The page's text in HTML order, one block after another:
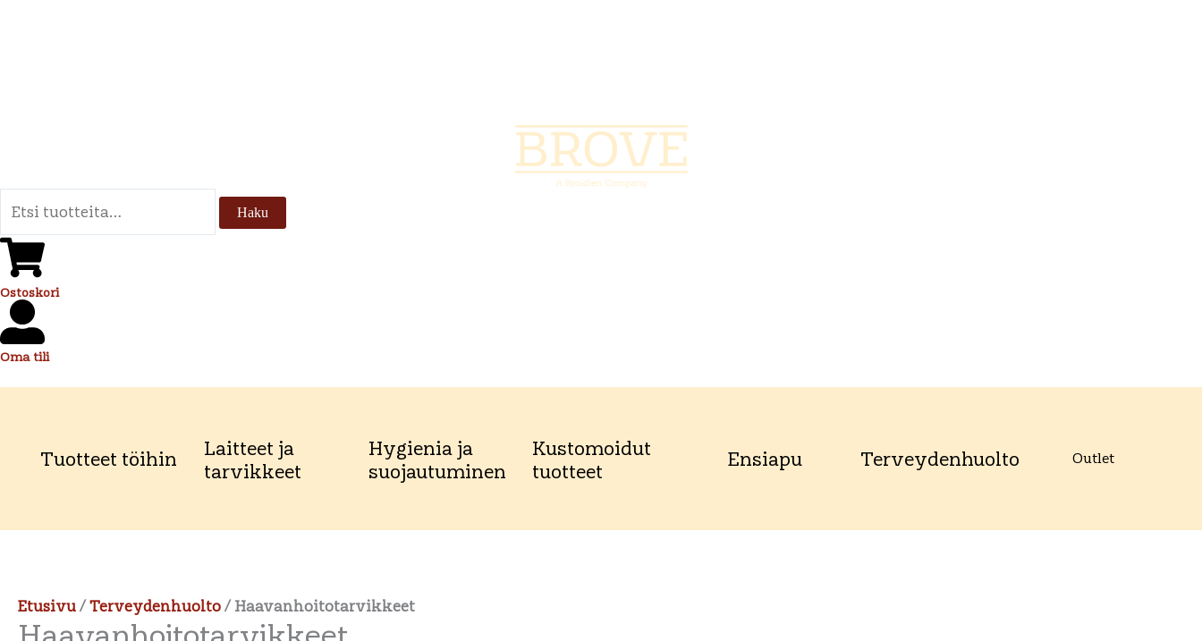
Haku
Ostoskori
Oma tili
Tuotteet töihin
Laitteet ja
tarvikkeet
Hygienia ja
suojautuminen
Kustomoidut
tuotteet
Ensiapu Terveydenhuolto Outlet
Etusivu/Terveydenhuolto/ Haavanhoitotarvikkeet